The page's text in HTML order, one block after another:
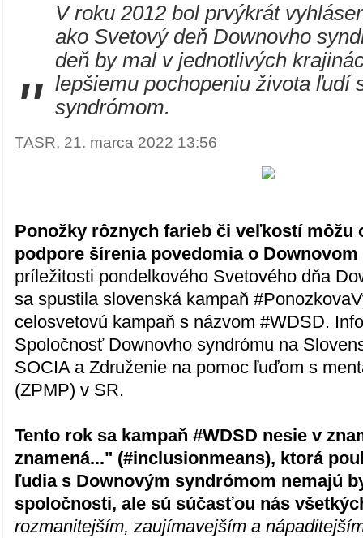
"
V roku 2012 bol prvýkrát
ako Svetový deň Downovho
deň by mal v jednotlivých
lepšiemu pochopeniu života ľudí
syndrómom.
TASR, 21. marca 2022 13:56
Ponožky rôznych farieb či veľkostí
podpore šírenia povedomia o
príležitosti pondelkového Svetového dňa
sa spustila slovenská kampaň
celosvetovú kampaň s názvom #WDSD.
Spoločnosť Downovho syndrómu na
SOCIA a Združenie na pomoc ľuďom s
(ZPMP) v SR.
Tento rok sa kampaň #WDSD nesie v
znamená..." (#inclusionmeans), ktorá
ľudia s Downovým syndrómom nemajú
spoločnosti, ale sú súčasťou nás
rozmanitejším, zaujímavejším a